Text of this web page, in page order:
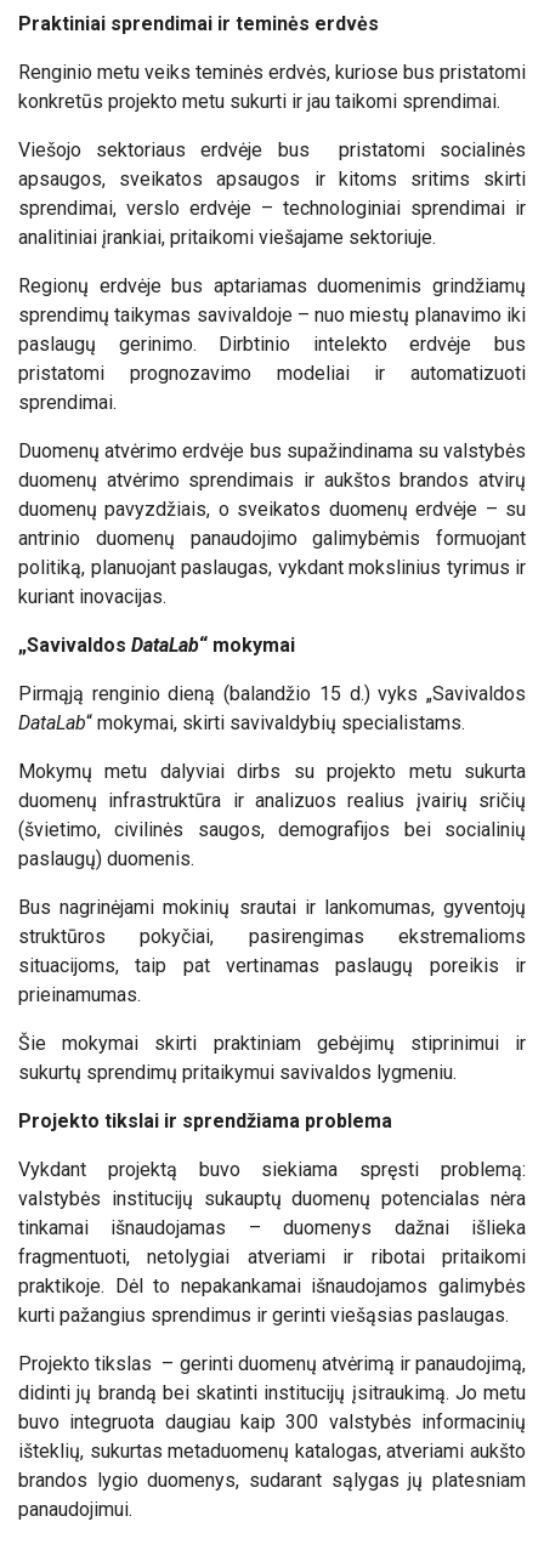
Praktiniai sprendimai ir teminės erdvės
Renginio metu veiks teminės erdvės, kuriose bus pristatomi
konkretūs projekto metu sukurti ir jau taikomi sprendimai.
Viešojo sektoriaus erdvėje bus pristatomi socialinės
apsaugos, sveikatos apsaugos ir kitoms sritims skirti
sprendimai, verslo erdvėje – technologiniai sprendimai ir
analitiniai įrankiai, pritaikomi viešajame sektoriuje.
Regionų erdvėje bus aptariamas duomenimis grindžiamų
sprendimų taikymas savivaldoje – nuo miestų planavimo iki
paslaugų gerinimo. Dirbtinio intelekto erdvėje bus
pristatomi prognozavimo modeliai ir automatizuoti
sprendimai.
Duomenų atvėrimo erdvėje bus supažindinama su valstybės
duomenų atvėrimo sprendimais ir aukštos brandos atvirų
duomenų pavyzdžiais, o sveikatos duomenų erdvėje – su
antrinio duomenų panaudojimo galimybėmis formuojant
politiką, planuojant paslaugas, vykdant mokslinius tyrimus ir
kuriant inovacijas.
„Savivaldos DataLab“ mokymai
Pirmąją renginio dieną (balandžio 15 d.) vyks „Savivaldos
DataLab“ mokymai, skirti savivaldybių specialistams.
Mokymų metu dalyviai dirbs su projekto metu sukurta
duomenų infrastruktūra ir analizuos realius įvairių sričių
(švietimo, civilinės saugos, demografijos bei socialinių
paslaugų) duomenis.
Bus nagrinėjami mokinių srautai ir lankomumas, gyventojų
struktūros pokyčiai, pasirengimas ekstremalioms
situacijoms, taip pat vertinamas paslaugų poreikis ir
prieinamumas.
Šie mokymai skirti praktiniam gebėjimų stiprinimui ir
sukurtų sprendimų pritaikymui savivaldos lygmeniu.
Projekto tikslai ir sprendžiama problema
Vykdant projektą buvo siekiama spręsti problemą:
valstybės institucijų sukauptų duomenų potencialas nėra
tinkamai išnaudojamas – duomenys dažnai išlieka
fragmentuoti, netolygiai atveriami ir ribotai pritaikomi
praktikoje. Dėl to nepakankamai išnaudojamos galimybės
kurti pažangius sprendimus ir gerinti viešąsias paslaugas.
Projekto tikslas – gerinti duomenų atvėrimą ir panaudojimą,
didinti jų brandą bei skatinti institucijų įsitraukimą. Jo metu
buvo integruota daugiau kaip 300 valstybės informacinių
išteklių, sukurtas metaduomenų katalogas, atveriami aukšto
brandos lygio duomenys, sudarant sąlygas jų platesniam
panaudojimui.